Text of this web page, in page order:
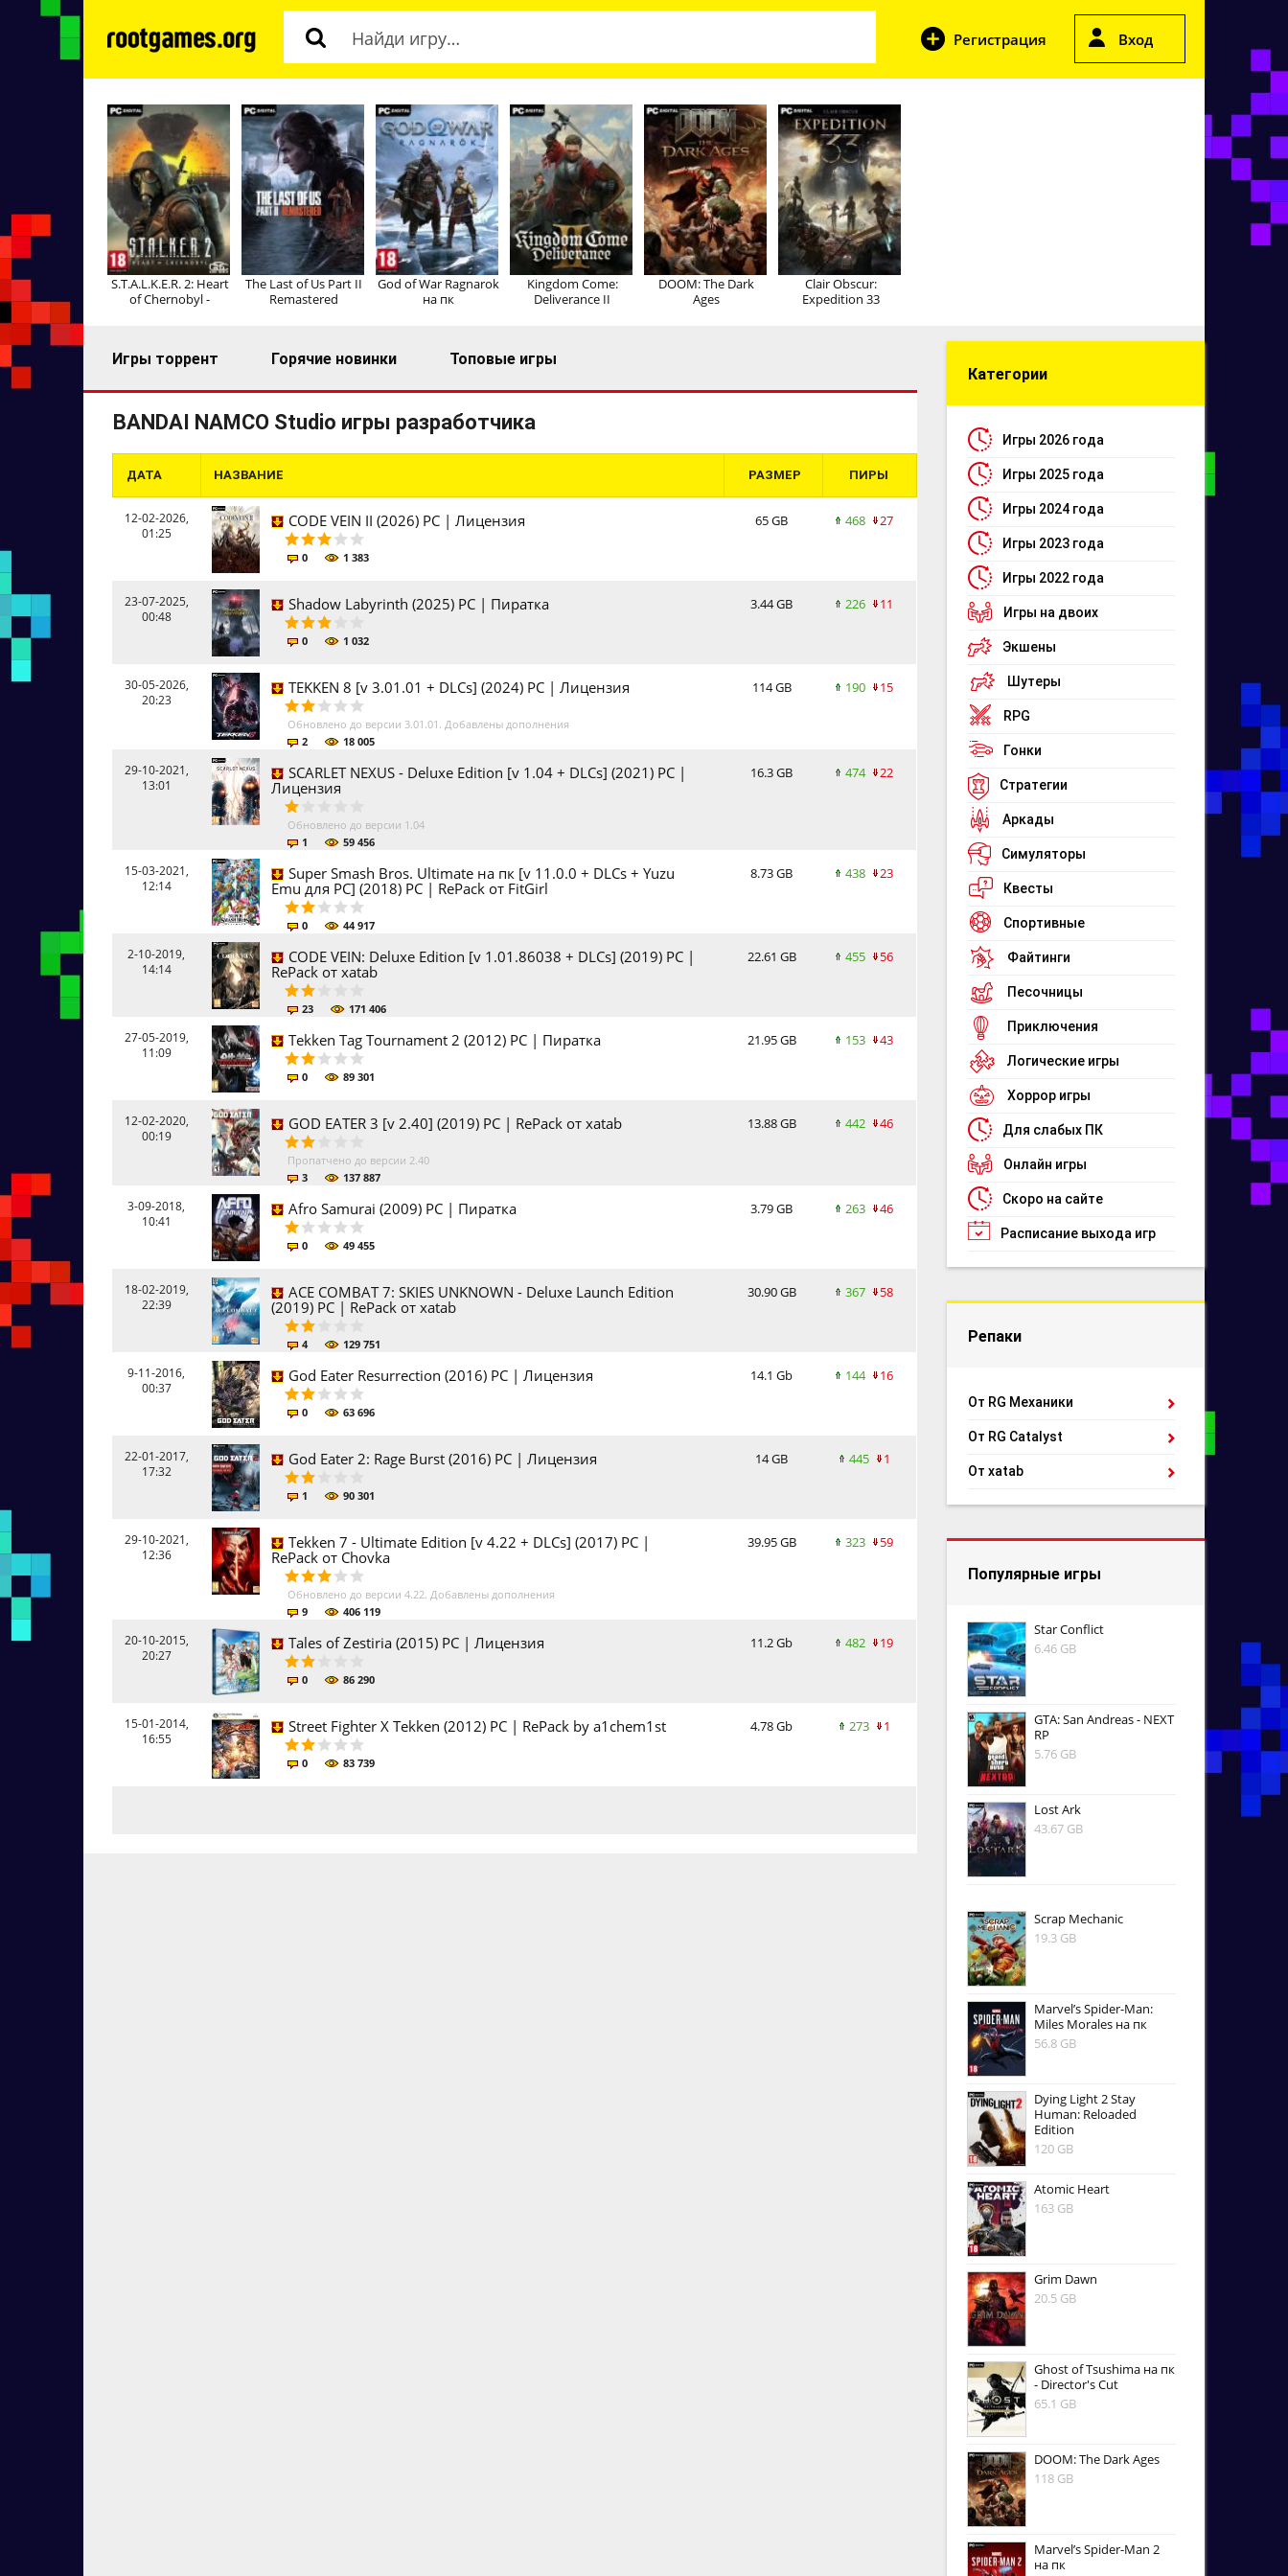
Регистрация Вход
S.T.A.L.K.E.R. 2: Heart
of Chernobyl -
The Last of Us Part II
Remastered
God of War Ragnarok
на пк
Kingdom Come:
Deliverance II
DOOM: The Dark
Ages
Clair Obscur:
Expedition 33
Игры торрент Горячие новинки Топовые игры
BANDAI NAMCO Studio игры разработчика
ДАТА НАЗВАНИЕ РАЗМЕР ПИРЫ
12-02-2026,
01:25
CODE VEIN II (2026) PC | Лицензия
0 1 383
65 GB 468 27
23-07-2025,
00:48
Shadow Labyrinth (2025) PC | Пиратка
0 1 032
3.44 GB 226 11
30-05-2026,
20:23
TEKKEN 8 [v 3.01.01 + DLCs] (2024) PC | Лицензия
Обновлено до версии 3.01.01. Добавлены дополнения
2
18 005
114 GB 190 15
29-10-2021,
13:01
SCARLET NEXUS - Deluxe Edition [v 1.04 + DLCs] (2021) PC |
Лицензия
Обновлено до версии 1.04
1
59 456
16.3 GB 474 22
15-03-2021,
12:14
Super Smash Bros. Ultimate на пк [v 11.0.0 + DLCs + Yuzu
Emu для PC] (2018) PC | RePack от FitGirl
0 44 917
8.73 GB 438 23
2-10-2019,
14:14
CODE VEIN: Deluxe Edition [v 1.01.86038 + DLCs] (2019) PC |
RePack от xatab
23 171 406
22.61 GB 455 56
27-05-2019,
11:09
Tekken Tag Tournament 2 (2012) PC | Пиратка
0 89 301
21.95 GB 153 43
12-02-2020,
00:19
GOD EATER 3 [v 2.40] (2019) PC | RePack от xatab
Пропатчено до версии 2.40
3
137 887
13.88 GB 442 46
3-09-2018,
10:41
Afro Samurai (2009) PC | Пиратка
0 49 455
3.79 GB 263 46
18-02-2019,
22:39
ACE COMBAT 7: SKIES UNKNOWN - Deluxe Launch Edition
(2019) PC | RePack от xatab
4 129 751
30.90 GB 367 58
9-11-2016,
00:37
God Eater Resurrection (2016) PC | Лицензия
0 63 696
14.1 Gb 144 16
22-01-2017,
17:32
God Eater 2: Rage Burst (2016) РС | Лицензия
1 90 301
14 GB 445 1
29-10-2021,
12:36
Tekken 7 - Ultimate Edition [v 4.22 + DLCs] (2017) PC |
RePack от Chovka
Обновлено до версии 4.22. Добавлены дополнения
9
406 119
39.95 GB 323 59
20-10-2015,
20:27
Tales of Zestiria (2015) PC | Лицензия
0 86 290
11.2 Gb 482 19
15-01-2014,
16:55
Street Fighter X Tekken (2012) PC | RePack by a1chem1st
0 83 739
4.78 Gb 273 1
Категории
Игры 2026 года
Игры 2025 года
Игры 2024 года
Игры 2023 года
Игры 2022 года
Игры на двоих
Экшены
Шутеры
RPG
Гонки
Стратегии
Аркады
Симуляторы
Квесты
Спортивные
Файтинги
Песочницы
Приключения
Логические игры
Хоррор игры
Для слабых ПК
Онлайн игры
Скоро на сайте
Расписание выхода игр
Репаки
От RG Механики
От RG Catalyst
От xatab
Популярные игры
Star Conflict
6.46 GB
GTA: San Andreas - NEXT
RP
5.76 GB
Lost Ark
43.67 GB
Scrap Mechanic
19.3 GB
Marvel’s Spider-Man:
Miles Morales на пк
56.8 GB
Dying Light 2 Stay
Human: Reloaded
Edition
120 GB
Atomic Heart
163 GB
Grim Dawn
20.5 GB
Ghost of Tsushima на пк
- Director's Cut
65.1 GB
DOOM: The Dark Ages
118 GB
Marvel’s Spider-Man 2
на пк